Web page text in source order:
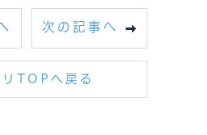
次の記事へ
TOPへ戻る